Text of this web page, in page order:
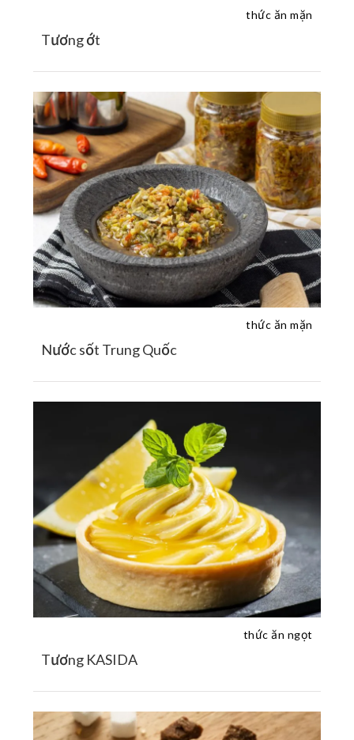
thức ăn mặn
Tương ớt
thức ăn mặn
Nước sốt Trung Quốc
thức ăn ngọt
Tương KASIDA